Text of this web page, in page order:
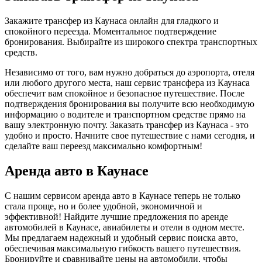
Закажите трансфер из Каунаса онлайн для гладкого и
спокойного переезда. Моментальное подтверждение
бронирования. Выбирайте из широкого спектра транспортных
средств.
Независимо от того, вам нужно добраться до аэропорта, отеля
или любого другого места, наш сервис трансфера из Каунаса
обеспечит вам спокойное и безопасное путешествие. После
подтверждения бронирования вы получите всю необходимую
информацию о водителе и транспортном средстве прямо на
вашу электронную почту. Заказать трансфер из Каунаса - это
удобно и просто. Начните свое путешествие с нами сегодня, и
сделайте ваш переезд максимально комфортным!
Аренда авто в Каунасе
С нашим сервисом аренда авто в Каунасе теперь не только
стала проще, но и более удобной, экономичной и
эффективной! Найдите лучшие предложения по аренде
автомобилей в Каунасе, авиабилеты и отели в одном месте.
Мы предлагаем надежный и удобный сервис поиска авто,
обеспечивая максимальную гибкость вашего путешествия.
Бронируйте и сравнивайте цены на автомобили, чтобы